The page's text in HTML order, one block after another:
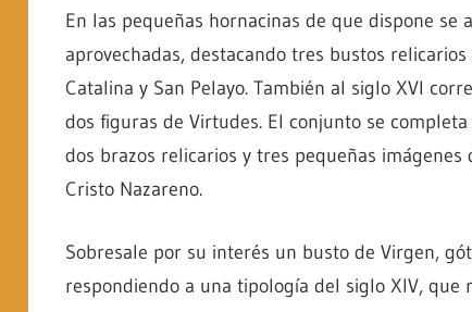
En las pequeñas hornacinas de que dispone
aprovechadas, destacando tres bustos
Catalina y San Pelayo. También al siglo XVI
dos figuras de Virtudes. El conjunto se
dos brazos relicarios y tres pequeñas imágenes
Cristo Nazareno.
Sobresale por su interés un busto de Virgen,
respondiendo a una tipología del siglo XIV,